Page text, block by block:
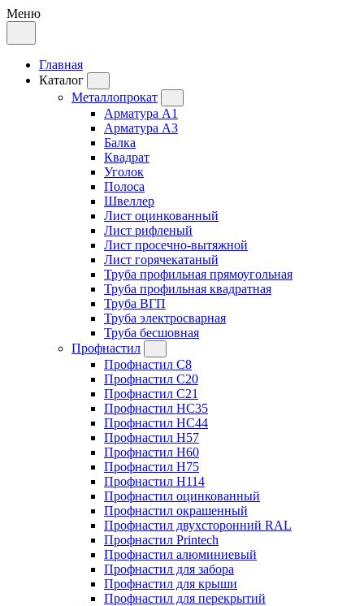
Меню
Главная
Каталог
Металлопрокат
Арматура А1
Арматура А3
Балка
Квадрат
Уголок
Полоса
Швеллер
Лист оцинкованный
Лист рифленый
Лист просечно-вытяжной
Лист горячекатаный
Труба профильная прямоугольная
Труба профильная квадратная
Труба ВГП
Труба электросварная
Труба бесшовная
Профнастил
Профнастил C8
Профнастил C20
Профнастил C21
Профнастил HC35
Профнастил HC44
Профнастил H57
Профнастил H60
Профнастил H75
Профнастил H114
Профнастил оцинкованный
Профнастил окрашенный
Профнастил двухсторонний RAL
Профнастил Printech
Профнастил алюминиевый
Профнастил для забора
Профнастил для крыши
Профнастил для перекрытий